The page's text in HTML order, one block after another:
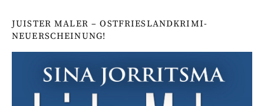
JUISTER MALER – OSTFRIESLANDKRIMI-
NEUERSCHEINUNG!